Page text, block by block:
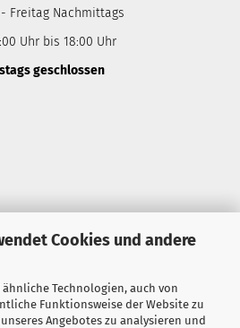
Cookies und andere
Technologien, auch von
Funktionsweise der Website zu
Angebotes zu analysieren und
Freitag Nachmittags
Uhr bis 18:00 Uhr
geschlossen